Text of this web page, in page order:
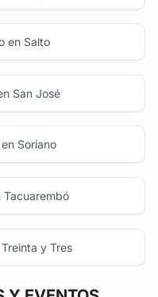
en Salto
San José
Soriano
Tacuarembó
y Tres